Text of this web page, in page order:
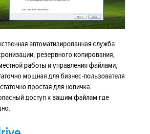
автоматизированная служба
резервного копирования,
работы и управления файлами,
мощная для бизнес-пользователя
простая для новичка.
доступ к вашим файлам где